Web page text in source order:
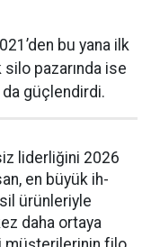
bu yana ilk
pazarında ise
güçlen­dirdi.
liderliğini 2026
en büyük ih­
ürünleriyle
daha orta­ya